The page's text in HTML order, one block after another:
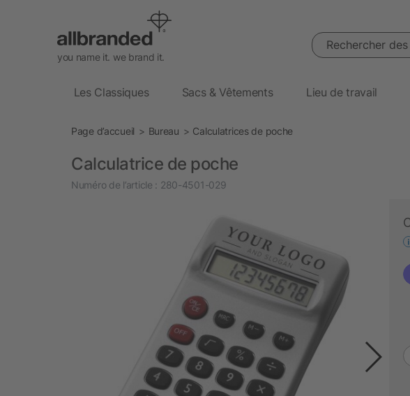
you name it. we brand it.
Rechercher des
Les Classiques Sacs & Vêtements Lieu de travail
Page d’accueil Bureau Calculatrices de poche
Calculatrice de poche
Numéro de l’article : 280-4501-029